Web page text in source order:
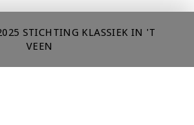
STICHTING KLASSIEK IN 'T
VEEN